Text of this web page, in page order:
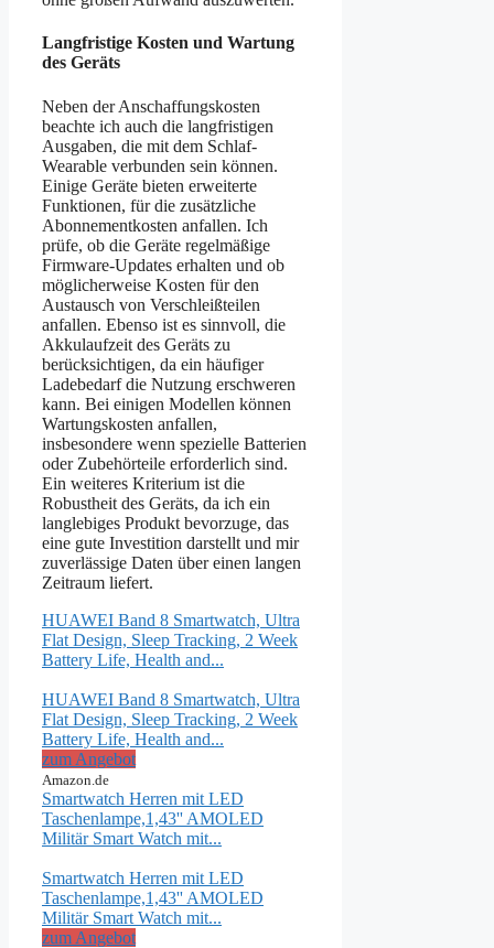
Langfristige Kosten und Wartung
des Geräts
Neben der Anschaffungskosten
beachte ich auch die langfristigen
Ausgaben, die mit dem Schlaf-
Wearable verbunden sein können.
Einige Geräte bieten erweiterte
Funktionen, für die zusätzliche
Abonnementkosten anfallen. Ich
prüfe, ob die Geräte regelmäßige
Firmware-Updates erhalten und ob
möglicherweise Kosten für den
Austausch von Verschleißteilen
anfallen. Ebenso ist es sinnvoll, die
Akkulaufzeit des Geräts zu
berücksichtigen, da ein häufiger
Ladebedarf die Nutzung erschweren
kann. Bei einigen Modellen können
Wartungskosten anfallen,
insbesondere wenn spezielle Batterien
oder Zubehörteile erforderlich sind.
Ein weiteres Kriterium ist die
Robustheit des Geräts, da ich ein
langlebiges Produkt bevorzuge, das
eine gute Investition darstellt und mir
zuverlässige Daten über einen langen
Zeitraum liefert.
HUAWEI Band 8 Smartwatch, Ultra
Flat Design, Sleep Tracking, 2 Week
Battery Life, Health and...
HUAWEI Band 8 Smartwatch, Ultra
Flat Design, Sleep Tracking, 2 Week
Battery Life, Health and...
zum Angebot
Amazon.de
Smartwatch Herren mit LED
Taschenlampe,1,43'' AMOLED
Militär Smart Watch mit...
Smartwatch Herren mit LED
Taschenlampe,1,43'' AMOLED
Militär Smart Watch mit...
zum Angebot